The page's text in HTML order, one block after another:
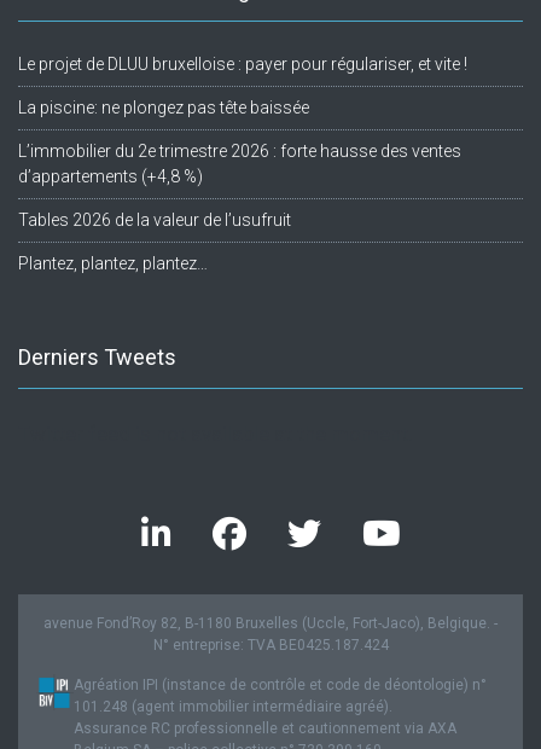
Le projet de DLUU bruxelloise : payer pour régulariser, et vite !
La piscine: ne plongez pas tête baissée
L’immobilier du 2e trimestre 2026 : forte hausse des ventes
d’appartements (+4,8 %)
Tables 2026 de la valeur de l’usufruit
Plantez, plantez, plantez…
Derniers Tweets
avenue Fond’Roy 82, B-1180 Bruxelles (Uccle, Fort-Jaco), Belgique. -
N° entreprise: TVA BE0425.187.424
Agréation IPI (instance de contrôle et code de déontologie) n°
101.248 (agent immobilier intermédiaire agréé).
Assurance RC professionnelle et cautionnement via AXA